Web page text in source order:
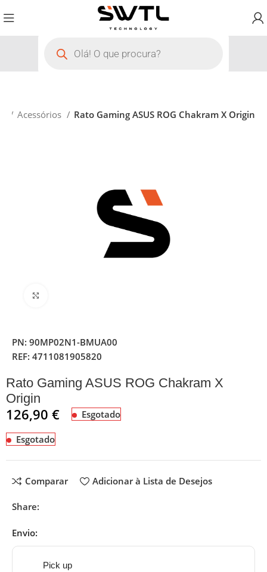
Acessórios Rato Gaming ASUS ROG Chakram X Origin
PN:90MP02N1-BMUA00
REF:4711081905820
Rato Gaming ASUS ROG Chakram X
Origin
126,90€ Esgotado
Esgotado
Comparar Adicionar à Lista de Desejos
Share:
Envio:
Pick up